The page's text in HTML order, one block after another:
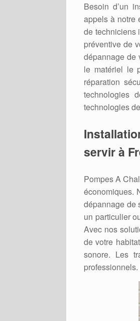
Besoin d’un
appels à notre
de techniciens
préventive de
dépannage de
le matériel le
réparation
technologies
technologies
servir à
Pompes A
économiques.
dépannage de
un particulier
Avec nos
de votre
sonore. Les